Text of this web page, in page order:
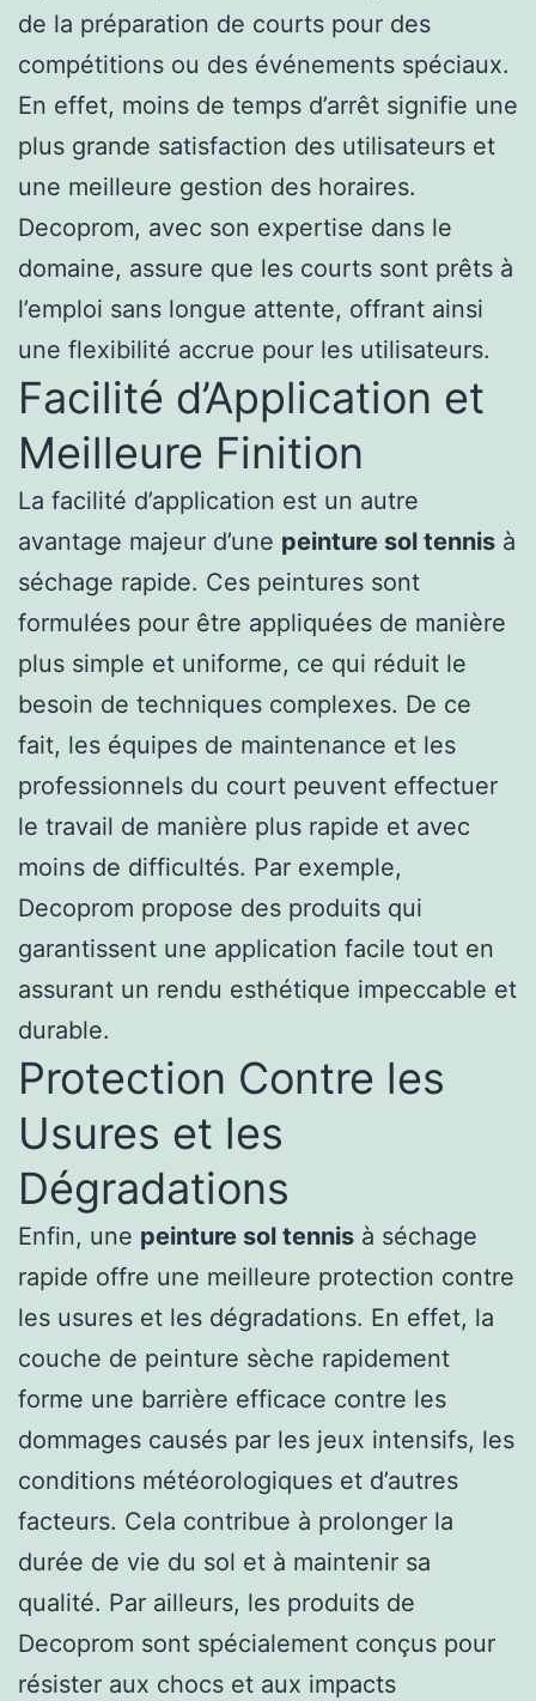
de la préparation de courts pour des
compétitions ou des événements spéciaux.
En effet, moins de temps d’arrêt signifie une
plus grande satisfaction des utilisateurs et
une meilleure gestion des horaires.
Decoprom, avec son expertise dans le
domaine, assure que les courts sont prêts à
l’emploi sans longue attente, offrant ainsi
une flexibilité accrue pour les utilisateurs.
Facilité d’Application et
Meilleure Finition
La facilité d’application est un autre
avantage majeur d’une peinture sol tennis à
séchage rapide. Ces peintures sont
formulées pour être appliquées de manière
plus simple et uniforme, ce qui réduit le
besoin de techniques complexes. De ce
fait, les équipes de maintenance et les
professionnels du court peuvent effectuer
le travail de manière plus rapide et avec
moins de difficultés. Par exemple,
Decoprom propose des produits qui
garantissent une application facile tout en
assurant un rendu esthétique impeccable et
durable.
Protection Contre les
Usures et les
Dégradations
Enfin, une peinture sol tennis à séchage
rapide offre une meilleure protection contre
les usures et les dégradations. En effet, la
couche de peinture sèche rapidement
forme une barrière efficace contre les
dommages causés par les jeux intensifs, les
conditions météorologiques et d’autres
facteurs. Cela contribue à prolonger la
durée de vie du sol et à maintenir sa
qualité. Par ailleurs, les produits de
Decoprom sont spécialement conçus pour
résister aux chocs et aux impacts